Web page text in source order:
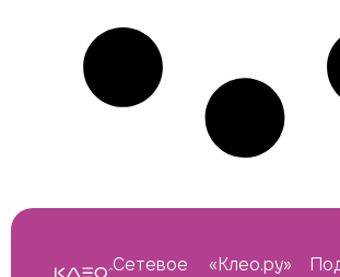
Сетевое «Клео.ру»